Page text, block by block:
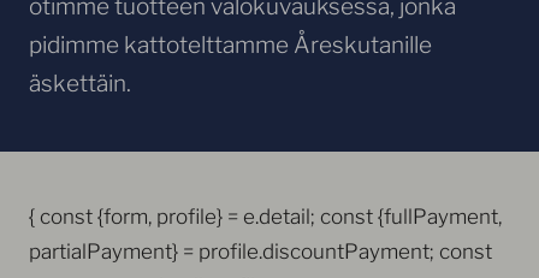
otimme tuotteen valokuvauksessa, jonka
pidimme kattotelttamme Åreskutanille
äskettäin.
{ const {form, profile} = e.detail; const {fullPayment,
partialPayment} = profile.discountPayment; const